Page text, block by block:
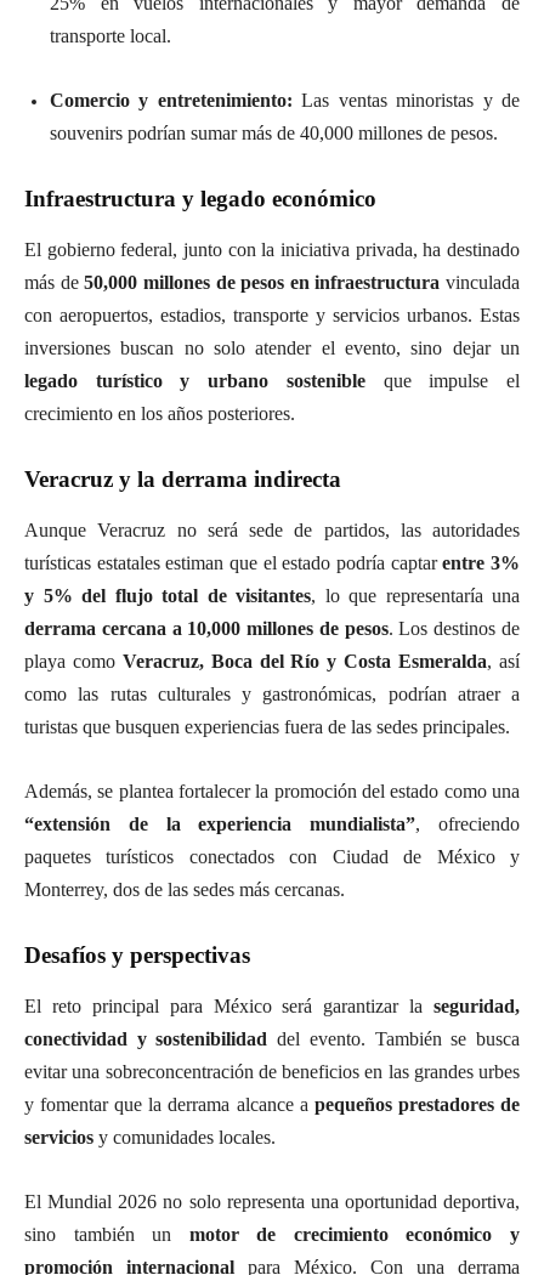
transporte local.
Comercio y entretenimiento: Las ventas minoristas y de
souvenirs podrían sumar más de 40,000 millones de pesos.
Infraestructura y legado económico
El gobierno federal, junto con la iniciativa privada, ha destinado
más de50,000 millones de pesos en infraestructura vinculada
con aeropuertos, estadios, transporte y servicios urbanos. Estas
inversiones buscan no solo atender el evento, sino dejar un
legado turístico y urbano sostenibleque impulse el
crecimiento en los años posteriores.
Veracruz y la derrama indirecta
Aunque Veracruz no será sede de partidos, las autoridades
turísticas estatales estiman que el estado podría captarentre 3%
y 5% del flujo total de visitantes, lo que representaría una
derrama cercana a 10,000 millones de pesos. Los destinos de
playa como Veracruz, Boca del Río y Costa Esmeralda, así
como las rutas culturales y gastronómicas, podrían atraer a
turistas que busquen experiencias fuera de las sedes principales.
Además, se plantea fortalecer la promoción del estado como una
“extensión de la experiencia mundialista”, ofreciendo
paquetes turísticos conectados con Ciudad de México y
Monterrey, dos de las sedes más cercanas.
Desafíos y perspectivas
El reto principal para México será garantizar la seguridad,
conectividad y sostenibilidad del evento. También se busca
evitar una sobreconcentración de beneficios en las grandes urbes
y fomentar que la derrama alcance a pequeños prestadores de
servicios y comunidades locales.
El Mundial 2026 no solo representa una oportunidad deportiva,
sino también un motor de crecimiento económico y
promoción internacional para México. Con una derrama